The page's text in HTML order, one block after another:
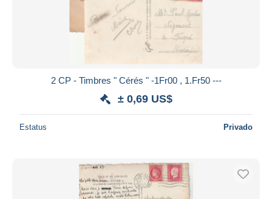
2 CP - Timbres " Cérés " -1Fr00 , 1.Fr50 ---
± 0,69 US$
Estatus Privado